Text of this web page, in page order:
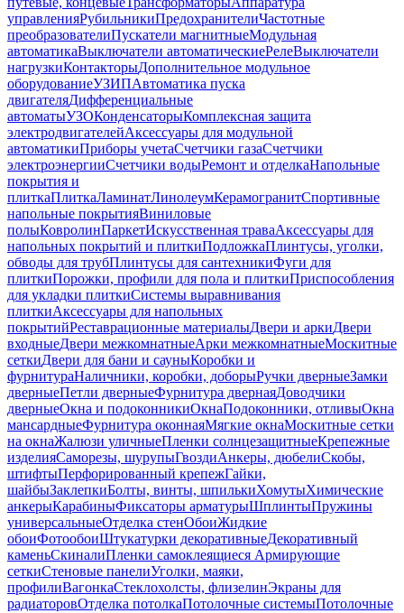
управленияРубильникиПредохранителиЧастотные
преобразователиПускатели магнитныеМодульная
автоматикаВыключатели автоматическиеРелеВыключатели
нагрузкиКонтакторыДополнительное модульное
оборудованиеУЗИПАвтоматика пуска
двигателяДифференциальные
автоматыУЗОКонденсаторыКомплексная защита
электродвигателейАксессуары для модульной
автоматикиПриборы учетаСчетчики газаСчетчики
электроэнергииСчетчики водыРемонт и отделкаНапольные
покрытия и
плиткаПлиткаЛаминатЛинолеумКерамогранитСпортивные
напольные покрытияВиниловые
полыКовролинПаркетИскусственная траваАксессуары для
напольных покрытий и плиткиПодложкаПлинтусы, уголки,
обводы для трубПлинтусы для сантехникиФуги для
плиткиПорожки, профили для пола и плиткиПриспособления
для укладки плиткиСистемы выравнивания
плиткиАксессуары для напольных
покрытийРеставрационные материалыДвери и аркиДвери
входныеДвери межкомнатныеАрки межкомнатныеМоскитные
сеткиДвери для бани и сауныКоробки и
фурнитураНаличники, коробки, доборыРучки дверныеЗамки
дверныеПетли дверныеФурнитура двернаяДоводчики
дверныеОкна и подоконникиОкнаПодоконники, отливыОкна
мансардныеФурнитура оконнаяМягкие окнаМоскитные сетки
на окнаЖалюзи уличныеПленки солнцезащитныеКрепежные
изделияСаморезы, шурупыГвоздиАнкеры, дюбелиСкобы,
штифтыПерфорированный крепежГайки,
шайбыЗаклепкиБолты, винты, шпилькиХомутыХимические
анкерыКарабиныФиксаторы арматурыШплинтыПружины
универсальныеОтделка стенОбоиЖидкие
обоиФотообоиШтукатурки декоративныеДекоративный
каменьСкиналиПленки самоклеящиеся Армирующие
сеткиСтеновые панелиУголки, маяки,
профилиВагонкаСтеклохолсты, флизелинЭкраны для
радиаторовОтделка потолкаПотолочные системыПотолочные